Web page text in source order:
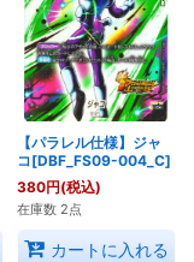
【パラレル仕様】ジャ
コ[DBF_FS09-004_C]
380円(税込)
在庫数 2点
カートに入れる